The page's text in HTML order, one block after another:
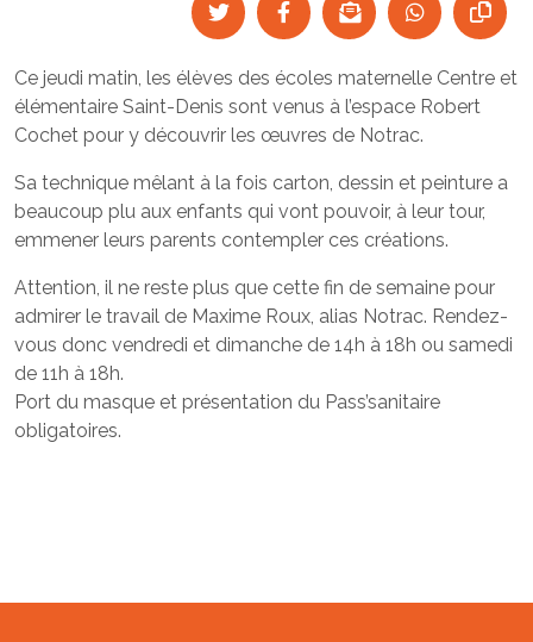
Ce jeudi matin, les élèves des écoles maternelle Centre et
élémentaire Saint-Denis sont venus à l’espace Robert
Cochet pour y découvrir les œuvres de Notrac.
Sa technique mêlant à la fois carton, dessin et peinture a
beaucoup plu aux enfants qui vont pouvoir, à leur tour,
emmener leurs parents contempler ces créations.
Attention, il ne reste plus que cette fin de semaine pour
admirer le travail de Maxime Roux, alias Notrac. Rendez-
vous donc vendredi et dimanche de 14h à 18h ou samedi
de 11h à 18h.
Port du masque et présentation du Pass’sanitaire
obligatoires.